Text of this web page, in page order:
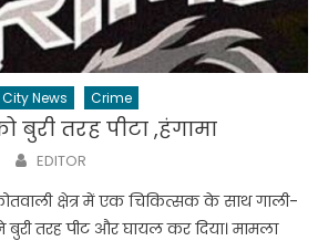
City News Crime
बुरी तरह पीटा ,हंगामा
Author
EDITOR
कोतवाली क्षेत्र में एक चिकित्सक के साथ गाली-
तरह पीट और घायल कर दिया। मामला